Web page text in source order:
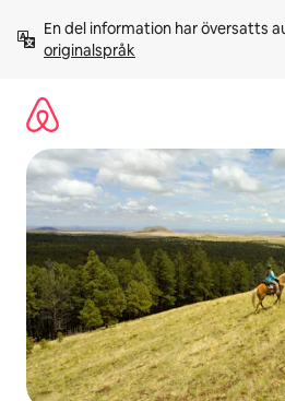
innehåll
En del information har översatts
originalspråk